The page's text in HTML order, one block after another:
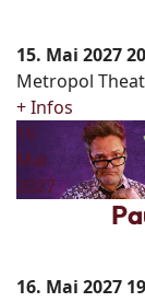
15. Mai 2027
Metropol
+ Infos
16
Mai
2027
16. Mai 2027